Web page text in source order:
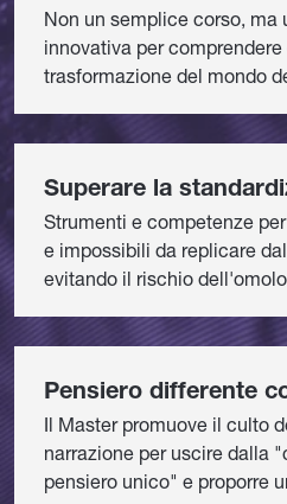
Non un semplice corso, ma
innovativa per
trasformazione del mondo
Superare la
Strumenti e competenze
e impossibili da replicare
evitando il rischio
Pensiero differente
Il Master promuove il culto
narrazione per uscire dalla
pensiero unico" e proporre